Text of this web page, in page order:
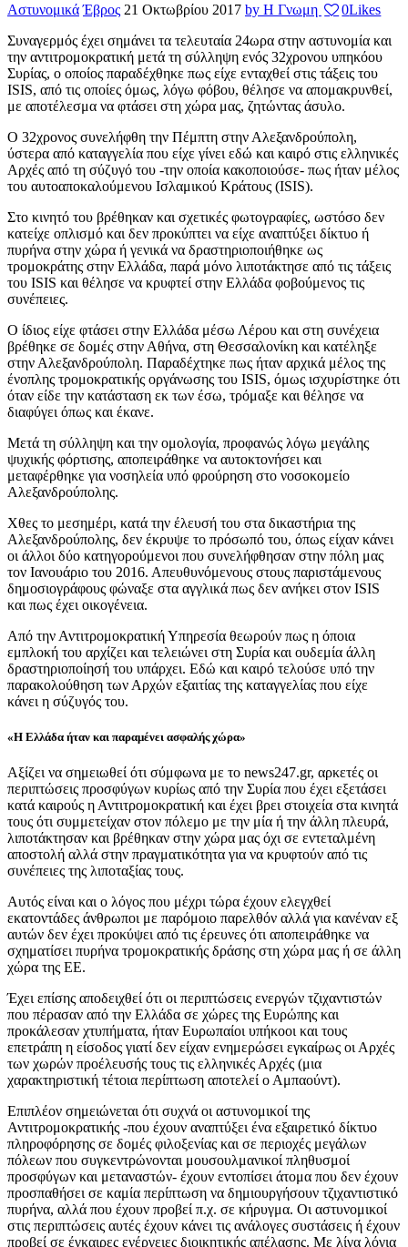
Αστυνομικά Έβρος 21 Οκτωβρίου 2017 by Η Γνωμη 0Likes
Συναγερμός έχει σημάνει τα τελευταία 24ωρα στην αστυνομία και
την αντιτρομοκρατική μετά τη σύλληψη ενός 32χρονου υπηκόου
Συρίας, ο οποίος παραδέχθηκε πως είχε ενταχθεί στις τάξεις του
ISIS, από τις οποίες όμως, λόγω φόβου, θέλησε να απομακρυνθεί,
με αποτέλεσμα να φτάσει στη χώρα μας, ζητώντας άσυλο.
Ο 32χρονος συνελήφθη την Πέμπτη στην Αλεξανδρούπολη,
ύστερα από καταγγελία που είχε γίνει εδώ και καιρό στις ελληνικές
Αρχές από τη σύζυγό του -την οποία κακοποιούσε- πως ήταν μέλος
του αυτοαποκαλούμενου Ισλαμικού Κράτους (ISIS).
Στο κινητό του βρέθηκαν και σχετικές φωτογραφίες, ωστόσο δεν
κατείχε οπλισμό και δεν προκύπτει να είχε αναπτύξει δίκτυο ή
πυρήνα στην χώρα ή γενικά να δραστηριοποιήθηκε ως
τρομοκράτης στην Ελλάδα, παρά μόνο λιποτάκτησε από τις τάξεις
του ISIS και θέλησε να κρυφτεί στην Ελλάδα φοβούμενος τις
συνέπειες.
Ο ίδιος είχε φτάσει στην Ελλάδα μέσω Λέρου και στη συνέχεια
βρέθηκε σε δομές στην Αθήνα, στη Θεσσαλονίκη και κατέληξε
στην Αλεξανδρούπολη. Παραδέχτηκε πως ήταν αρχικά μέλος της
ένοπλης τρομοκρατικής οργάνωσης του ISIS, όμως ισχυρίστηκε ότι
όταν είδε την κατάσταση εκ των έσω, τρόμαξε και θέλησε να
διαφύγει όπως και έκανε.
Μετά τη σύλληψη και την ομολογία, προφανώς λόγω μεγάλης
ψυχικής φόρτισης, αποπειράθηκε να αυτοκτονήσει και
μεταφέρθηκε για νοσηλεία υπό φρούρηση στο νοσοκομείο
Αλεξανδρούπολης.
Χθες το μεσημέρι, κατά την έλευσή του στα δικαστήρια της
Αλεξανδρούπολης, δεν έκρυψε το πρόσωπό του, όπως είχαν κάνει
οι άλλοι δύο κατηγορούμενοι που συνελήφθησαν στην πόλη μας
τον Ιανουάριο του 2016. Απευθυνόμενους στους παριστάμενους
δημοσιογράφους φώναξε στα αγγλικά πως δεν ανήκει στον ISIS
και πως έχει οικογένεια.
Από την Αντιτρομοκρατική Υπηρεσία θεωρούν πως η όποια
εμπλοκή του αρχίζει και τελειώνει στη Συρία και ουδεμία άλλη
δραστηριοποίησή του υπάρχει. Εδώ και καιρό τελούσε υπό την
παρακολούθηση των Αρχών εξαιτίας της καταγγελίας που είχε
κάνει η σύζυγός του.
«Η Ελλάδα ήταν και παραμένει ασφαλής χώρα»
Αξίζει να σημειωθεί ότι σύμφωνα με το news247.gr, αρκετές οι
περιπτώσεις προσφύγων κυρίως από την Συρία που έχει εξετάσει
κατά καιρούς η Αντιτρομοκρατική και έχει βρει στοιχεία στα κινητά
τους ότι συμμετείχαν στον πόλεμο με την μία ή την άλλη πλευρά,
λιποτάκτησαν και βρέθηκαν στην χώρα μας όχι σε εντεταλμένη
αποστολή αλλά στην πραγματικότητα για να κρυφτούν από τις
συνέπειες της λιποταξίας τους.
Αυτός είναι και ο λόγος που μέχρι τώρα έχουν ελεγχθεί
εκατοντάδες άνθρωποι με παρόμοιο παρελθόν αλλά για κανέναν εξ
αυτών δεν έχει προκύψει από τις έρευνες ότι αποπειράθηκε να
σχηματίσει πυρήνα τρομοκρατικής δράσης στη χώρα μας ή σε άλλη
χώρα της ΕΕ.
Έχει επίσης αποδειχθεί ότι οι περιπτώσεις ενεργών τζιχαντιστών
που πέρασαν από την Ελλάδα σε χώρες της Ευρώπης και
προκάλεσαν χτυπήματα, ήταν Ευρωπαίοι υπήκοοι και τους
επετράπη η είσοδος γιατί δεν είχαν ενημερώσει εγκαίρως οι Αρχές
των χωρών προέλευσής τους τις ελληνικές Αρχές (μια
χαρακτηριστική τέτοια περίπτωση αποτελεί ο Αμπαούντ).
Επιπλέον σημειώνεται ότι συχνά οι αστυνομικοί της
Αντιτρομοκρατικής -που έχουν αναπτύξει ένα εξαιρετικό δίκτυο
πληροφόρησης σε δομές φιλοξενίας και σε περιοχές μεγάλων
πόλεων που συγκεντρώνονται μουσουλμανικοί πληθυσμοί
προσφύγων και μεταναστών- έχουν εντοπίσει άτομα που δεν έχουν
προσπαθήσει σε καμία περίπτωση να δημιουργήσουν τζιχαντιστικό
πυρήνα, αλλά που έχουν προβεί π.χ. σε κήρυγμα. Οι αστυνομικοί
στις περιπτώσεις αυτές έχουν κάνει τις ανάλογες συστάσεις ή έχουν
προβεί σε έγκαιρες ενέργειες διοικητικής απέλασης. Με λίγα λόγια